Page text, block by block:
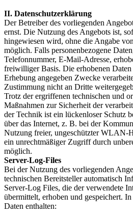
II. Datenschutzerklärung
Der Betreiber des vorliegenden
ernst. Die Nutzung des Angebots ist,
hingewiesen wird, ohne die Angabe
möglich. Falls personenbezogene
Telefonnummer, E-Mail-Adresse,
freiwilliger Basis. Die erhobenen
Erhebung angegeben Zwecke
Zustimmung nicht an Dritte
Trotz der ergriffenen technischen und
Maßnahmen zur Sicherheit der
der Technik ist ein lückenloser Schutz
über das Internet, z. B. bei der
Nutzung freier, ungeschützter WLAN-
ein unrechtmäßiger Zugriff durch
möglich.
Server-Log-Files
Bei der Nutzung des vorliegenden
technischen Bereitsteller automatisch
Server-Log Files, die der verwendete
übermittelt, erhoben und gespeichert.
Daten enthalten: